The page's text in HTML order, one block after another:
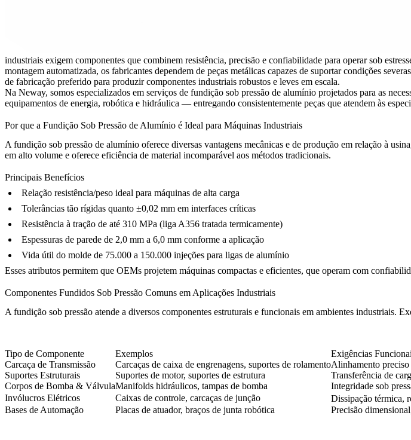
industriais exigem componentes que combinem resistência, precisão e confiabilidade para operar sob
montagem automatizada, os fabricantes dependem de peças metálicas capazes de suportar condições
de fabricação preferido para produzir componentes industriais robustos e leves em escala.
Na Neway, somos especializados em serviços de fundição sob pressão de alumínio projetados para as
equipamentos de energia, robótica e hidráulica — entregando consistentemente peças que atendem às
Por que a Fundição Sob Pressão de Alumínio é Ideal para Máquinas Industriais
A fundição sob pressão de alumínio oferece diversas vantagens mecânicas e de produção em relação à
em alto volume e oferece eficiência de material incomparável aos métodos tradicionais.
Principais Benefícios
Relação resistência/peso ideal para máquinas de alta carga
Tolerâncias tão rígidas quanto ±0,02 mm em interfaces críticas
Resistência à tração de até 310 MPa (liga A356 tratada termicamente)
Espessuras de parede de 2,0 mm a 6,0 mm conforme a aplicação
Vida útil do molde de 75.000 a 150.000 injeções para ligas de alumínio
Esses atributos permitem que OEMs projetem máquinas compactas e eficientes, que operam com
Componentes Fundidos Sob Pressão Comuns em Aplicações Industriais
A fundição sob pressão atende a diversos componentes estruturais e funcionais em ambientes industriais.
Tipo de Componente Exemplos
Exigências
Carcaça de Transmissão
Carcaças de caixa de engrenagens, suportes de rolamentoAlinhamento preciso
Suportes Estruturais
Suportes de motor, suportes de estrutura
Transferência de
Corpos de Bomba & VálvulaManifolds hidráulicos, tampas de bomba
Integridade sob
Invólucros Elétricos
Caixas de controle, carcaças de junção
Dissipação
Bases de Automação
Placas de atuador, braços de junta robótica Precisão